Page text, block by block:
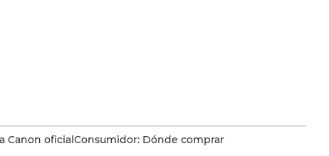
Canon oficialConsumidor: Dónde comprar